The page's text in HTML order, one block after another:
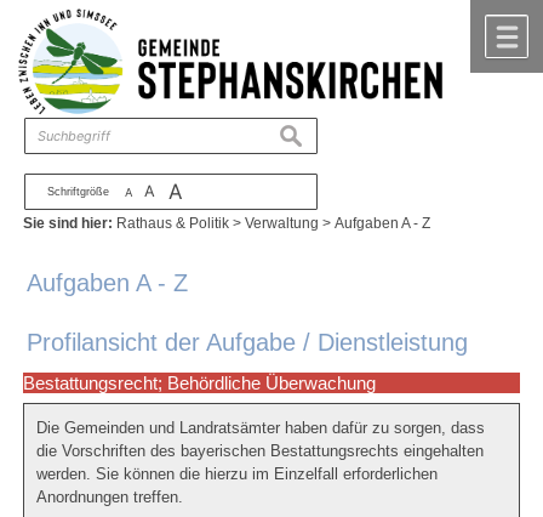
Zum Inhalt ,zur Navigation
Schriftgröße A A A
suchen
Sie sind hier: Rathaus & Politik >Verwaltung >Aufgaben A - Z
Aufgaben A - Z
Profilansicht der Aufgabe / Dienstleistung
Bestattungsrecht; Behördliche Überwachung
Die Gemeinden und Landratsämter haben dafür zu sorgen, dass
die Vorschriften des bayerischen Bestattungsrechts eingehalten
werden. Sie können die hierzu im Einzelfall erforderlichen
Anordnungen treffen.